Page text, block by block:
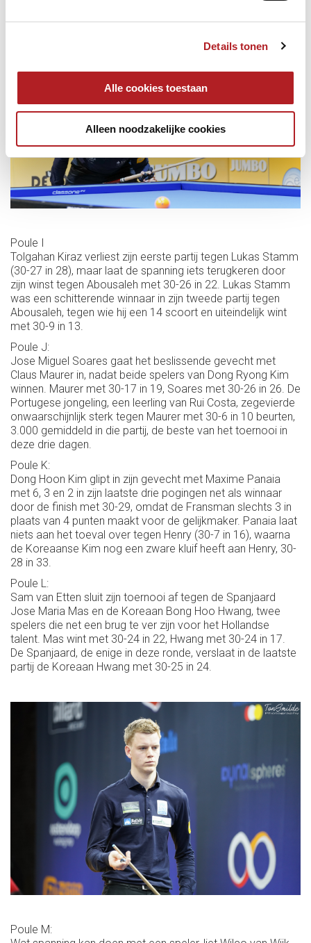
Details tonen
Alle cookies toestaan
Alleen noodzakelijke cookies
een voorsprong op 19-11 in 6, raakt daarna het ritme even
nog ruim op tijd een eind aan de partij: 30-24 in 20.
Poule I
Tolgahan Kiraz verliest zijn eerste partij tegen Lukas Stamm
(30-27 in 28), maar laat de spanning iets terugkeren door
zijn winst tegen Abousaleh met 30-26 in 22. Lukas Stamm
was een schitterende winnaar in zijn tweede partij tegen
Abousaleh, tegen wie hij een 14 scoort en uiteindelijk wint
met 30-9 in 13.
Poule J:
Jose Miguel Soares gaat het beslissende gevecht met
Claus Maurer in, nadat beide spelers van Dong Ryong Kim
winnen. Maurer met 30-17 in 19, Soares met 30-26 in 26. De
Portugese jongeling, een leerling van Rui Costa, zegevierde
onwaarschijnlijk sterk tegen Maurer met 30-6 in 10 beurten,
3.000 gemiddeld in die partij, de beste van het toernooi in
deze drie dagen.
Poule K:
Dong Hoon Kim glipt in zijn gevecht met Maxime Panaia
met 6, 3 en 2 in zijn laatste drie pogingen net als winnaar
door de finish met 30-29, omdat de Fransman slechts 3 in
plaats van 4 punten maakt voor de gelijkmaker. Panaia laat
niets aan het toeval over tegen Henry (30-7 in 16), waarna
de Koreaanse Kim nog een zware kluif heeft aan Henry, 30-
28 in 33.
Poule L:
Sam van Etten sluit zijn toernooi af tegen de Spanjaard
Jose Maria Mas en de Koreaan Bong Hoo Hwang, twee
spelers die net een brug te ver zijn voor het Hollandse
talent. Mas wint met 30-24 in 22, Hwang met 30-24 in 17.
De Spanjaard, de enige in deze ronde, verslaat in de laatste
partij de Koreaan Hwang met 30-25 in 24.
Poule M: